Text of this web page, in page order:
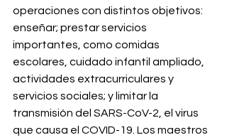
operaciones con distintos objetivos:
enseñar; prestar servicios
importantes, como comidas
escolares, cuidado infantil ampliado,
actividades extracurriculares y
servicios sociales; y limitar la
transmisión del SARS-CoV-2, el virus
que causa el COVID-19. Los maestros